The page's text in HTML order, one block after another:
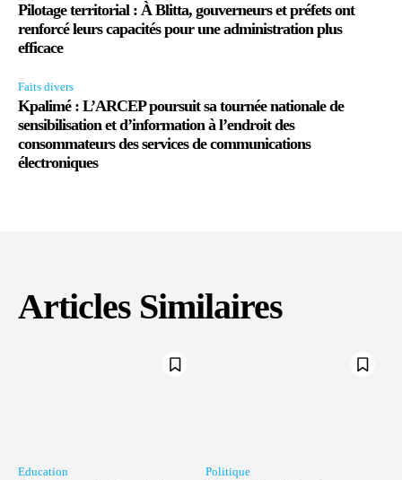
Pilotage territorial : À Blitta, gouverneurs et préfets ont
renforcé leurs capacités pour une administration plus
efficace
Faits divers
Kpalimé : L’ARCEP poursuit sa tournée nationale de
sensibilisation et d’information à l’endroit des
consommateurs des services de communications
électroniques
Articles Similaires
Education Politique